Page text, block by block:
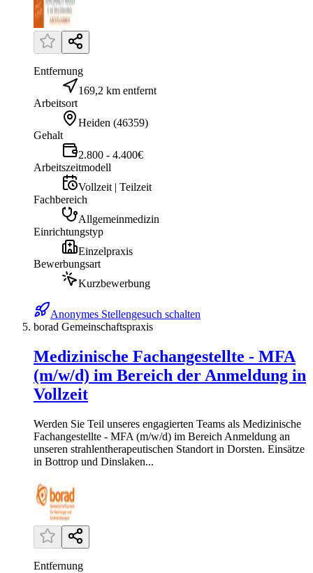
Entfernung
169,2 km entfernt
Arbeitsort
Heiden (46359)
Gehalt
2.800 - 4.400€
Arbeitszeitmodell
Vollzeit | Teilzeit
Fachbereich
Allgemeinmedizin
Einrichtungstyp
Einzelpraxis
Bewerbungsart
Kurzbewerbung
Anonymes Stellengesuch schalten
borad Gemeinschaftspraxis
Medizinische Fachangestellte - MFA
(m/w/d) im Bereich der Anmeldung in
Vollzeit
Werden Sie Teil unseres engagierten Teams als Medizinische
Fachangestellte - MFA (m/w/d) im Bereich Anmeldung an
unseren strahlentherapeutischen Standort in Dorsten. Einsätze
in Bottrop und Dinslaken...
Entfernung